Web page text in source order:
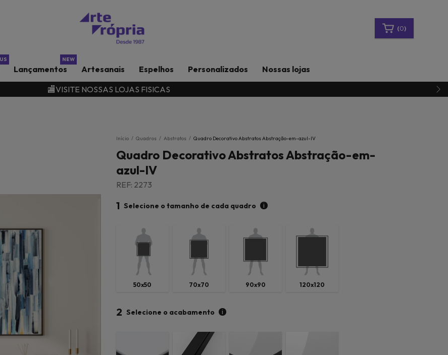
🏬VISITE NOSSAS LOJAS FISICAS
(0)
Lançamentos Artesanais Espelhos Personalizados Nossas lojas
Início / Quadros / Abstratos / Quadro Decorativo Abstratos Abstração-em-azul-IV
Quadro Decorativo Abstratos Abstração-em-
azul-IV
REF: 2273
1 Selecione o tamanho de cada quadro i
50x50 70x70 90x90 120x120
2 Selecione o acabamento i